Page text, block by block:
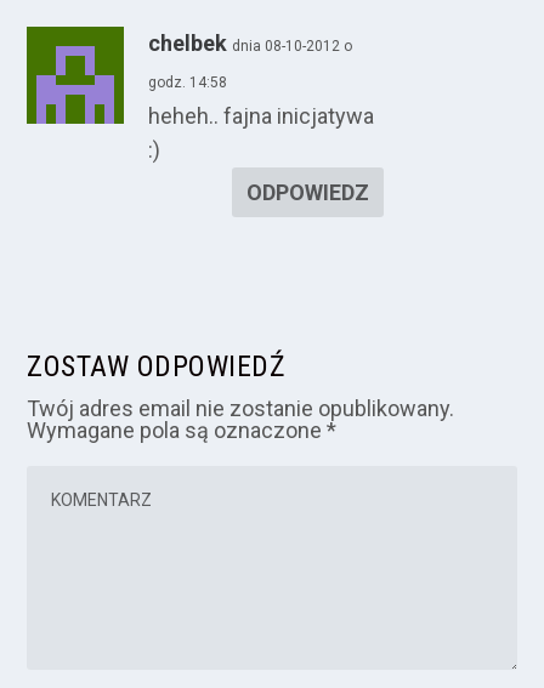
chelbek dnia 08-10-2012 o
godz. 14:58
heheh.. fajna inicjatywa
:)
ODPOWIEDZ
ZOSTAW ODPOWIEDŹ
Twój adres email nie zostanie opublikowany.
Wymagane pola są oznaczone*